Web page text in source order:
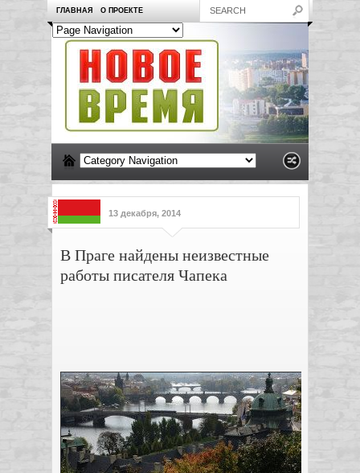
ГЛАВНАЯ О ПРОЕКТЕ
13 декабря, 2014
В Праге найдены неизвестные
работы писателя Чапека